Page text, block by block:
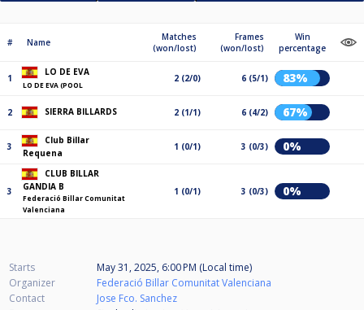
# Name
Matches
(won/lost)
Frames
(won/lost)
Win
percentage
1
LO DE EVA
LO DE EVA (POOL
2 (2/0) 6 (5/1) 83%
2 SIERRA BILLARDS 2 (1/1) 6 (4/2) 67%
3
Club Billar
Requena
1 (0/1) 3 (0/3) 0%
3
CLUB BILLAR
GANDIA B
Federació Billar Comunitat
Valenciana
1 (0/1) 3 (0/3) 0%
Starts
May 31, 2025, 6:00 PM (Local time)
Organizer
Federació Billar Comunitat Valenciana
Contact
Jose Fco. Sanchez